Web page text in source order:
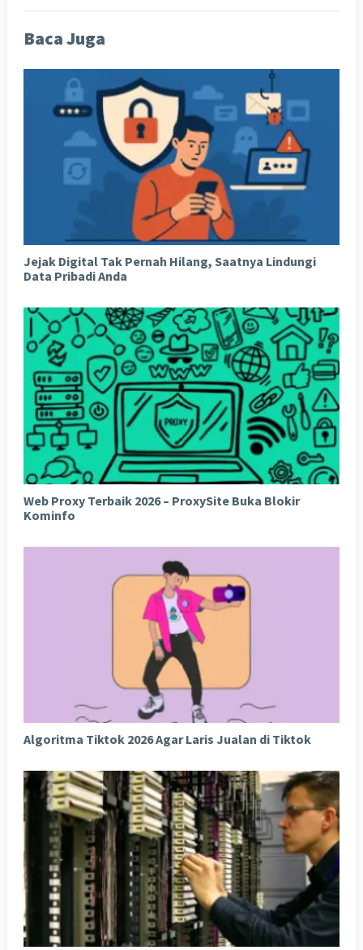
Baca Juga
Jejak Digital Tak Pernah Hilang, Saatnya Lindungi
Data Pribadi Anda
Web Proxy Terbaik 2026 – ProxySite Buka Blokir
Kominfo
Algoritma Tiktok 2026 Agar Laris Jualan di Tiktok